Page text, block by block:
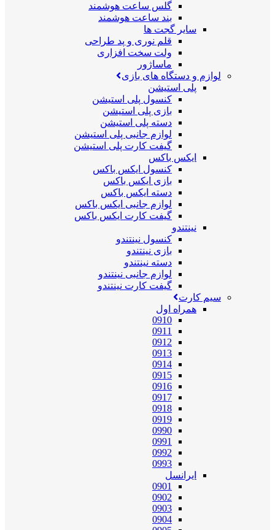
گلس ساعت هوشمند
بند ساعت هوشمند
سایر گجت ها
قلم نوری و پد طراحی
ولت سخت افزاری
ماساژور
لوازم و دستگاه های بازی
پلی استیشن
کنسول پلی استیشن
بازی پلی استیشن
دسته پلی استیشن
لوازم جانبی پلی استیشن
گیفت کارت پلی استیشن
ایکس باکس
کنسول ایکس باکس
بازی ایکس باکس
دسته ایکس باکس
لوازم جانبی ایکس باکس
گیفت کارت ایکس باکس
نینتندو
کنسول نینتندو
بازی نینتندو
دسته نینتندو
لوازم جانبی نینتندو
گیفت کارت نینتندو
سیم کارت
همراه اول
0910
0911
0912
0913
0914
0915
0916
0917
0918
0919
0990
0991
0992
0993
ایرانسل
0901
0902
0903
0904